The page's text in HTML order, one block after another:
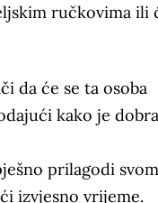
ručkovima ili
da će se ta osoba
kako je dobra
prilagodi svom
izvjesno vrijeme.